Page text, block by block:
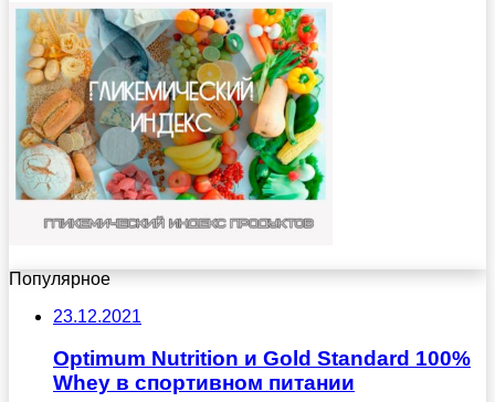
Популярное
23.12.2021
Optimum Nutrition и Gold Standard 100%
Whey в спортивном питании